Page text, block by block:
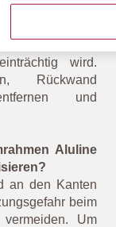
kannst Du
ohne dass die
wird.
Rückwand
und
Aluline
an den Kanten
beim
Um